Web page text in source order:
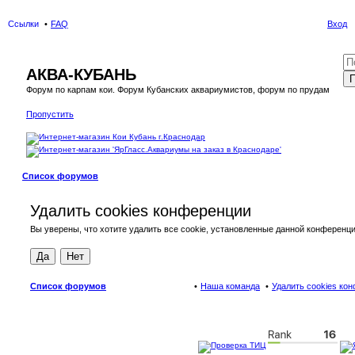
Ссылки FAQ Вход
АКВА-КУБАНЬ
Форум по карпам кои. Форум Кубанских аквариумистов, форум по прудам
Пропустить
Список форумов
Удалить cookies конференции
Вы уверены, что хотите удалить все cookie, установленные данной
Список форумов Удалить cookies
Наша команда